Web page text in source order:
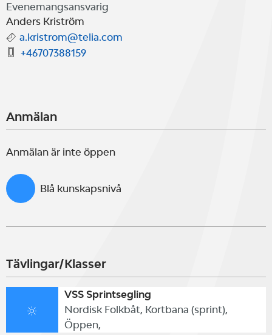
Evenemangsansvarig
Anders Kriström
a.kristrom@telia.com
+46707388159
Anmälan
Anmälan är inte öppen
Blå kunskapsnivå
Tävlingar/Klasser
VSS Sprintsegling
Nordisk Folkbåt, Kortbana (sprint),
Öppen,